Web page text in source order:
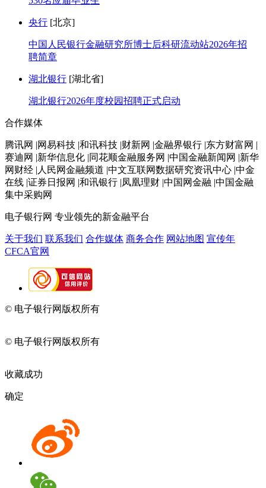
央行 [北京]
中国人民银行金融研究所博士后科研流动站2026年招
聘简章
湖北银行 [湖北省]
湖北银行2026年度校园招聘正式启动
合作媒体
腾讯网 |网易科技 |和讯科技 |财新网 |金融界银行 |东方财富网 |
赛迪网 |新华信息化 |同花顺金融服务网 |中国金融新闻网 |新华
网财经 |人民网金融频道 |中文互联网数据研究资讯中心 |中金
在线 |证券日报网 |和讯银行 |凤凰理财 |中国网金融 |中国金融
集中采购网
电子银行网 专业领先的新金融平台
关于我们 联系我们 合作媒体 商务合作 网站地图 宣传年
CFCA官网
© 电子银行网版权所有
© 电子银行网版权所有
收藏成功
确定